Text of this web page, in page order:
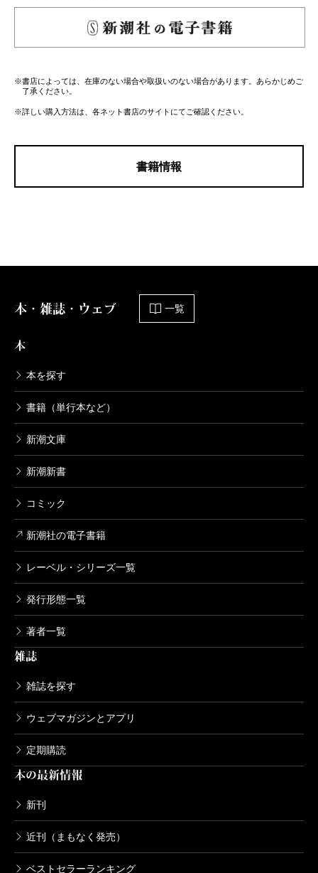
※書店によっては、在庫のない場合や取扱いのない場合があります。あらかじめご
了承ください。
※詳しい購入方法は、各ネット書店のサイトにてご確認ください。
書籍情報
本・雑誌・ウェブ 一覧
本
本を探す
書籍（単行本など）
新潮文庫
新潮新書
コミック
新潮社の電子書籍
レーベル・シリーズ一覧
発行形態一覧
著者一覧
雑誌
雑誌を探す
ウェブマガジンとアプリ
定期購読
本の最新情報
新刊
近刊（まもなく発売）
ベストセラーランキング